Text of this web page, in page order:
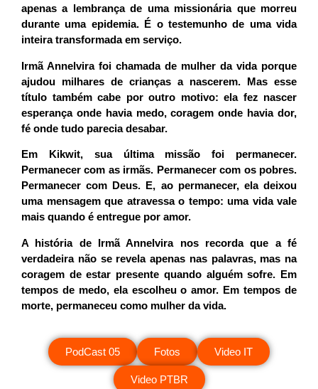
apenas a lembrança de uma missionária que morreu
durante uma epidemia. É o testemunho de uma vida
inteira transformada em serviço.
Irmã Annelvira foi chamada de mulher da vidaporque
ajudou milhares de crianças a nascerem. Mas esse
título também cabe por outro motivo: ela fez nascer
esperança onde havia medo, coragem onde havia dor,
fé onde tudo parecia desabar.
Em Kikwit, sua última missão foi permanecer.
Permanecer com as irmãs. Permanecer com os pobres.
Permanecer com Deus. E, ao permanecer, ela deixou
uma mensagem que atravessa o tempo: uma vida vale
mais quando é entregue por amor.
A história de Irmã Annelvira nos recorda que a fé
verdadeira não se revela apenas nas palavras, mas na
coragem de estar presente quando alguém sofre. Em
tempos de medo, ela escolheu o amor. Em tempos de
morte, permaneceu como mulher da vida.
PodCast 05 Fotos Video IT
Video PTBR